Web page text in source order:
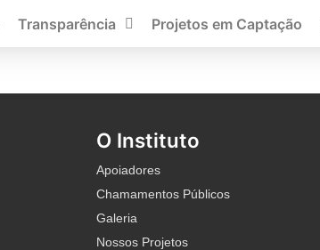
Transparência Projetos em Captação
O Instituto
Apoiadores
Chamamentos Públicos
Galeria
Nossos Projetos